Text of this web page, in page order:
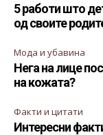
5 работи што
од своите
Мода и убавина
Нега на лице
на кожата?
Факти и цитати
Интересни